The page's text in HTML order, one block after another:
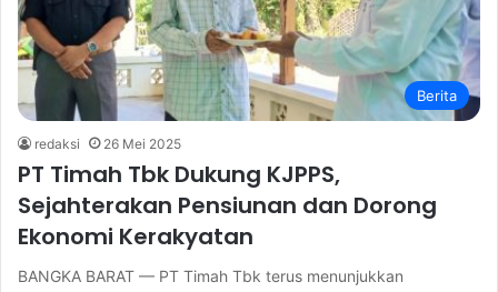
Berita
redaksi 26 Mei 2025
PT Timah Tbk Dukung KJPPS,
Sejahterakan Pensiunan dan Dorong
Ekonomi Kerakyatan
BANGKA BARAT — PT Timah Tbk terus menunjukkan